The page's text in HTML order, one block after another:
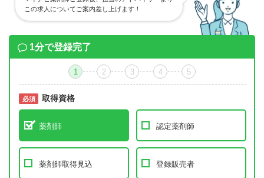
この求人についてご案内差し上げます！
1分で登録完了
1 2 3 4 5
必須 取得資格
薬剤師 認定薬剤師
薬剤師取得見込 登録販売者